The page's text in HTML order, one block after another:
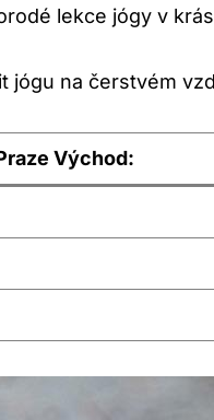
lekce jógy v
jógu na čerstvém
Východ: